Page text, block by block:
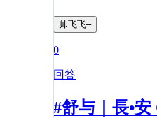
帅飞飞–
0
回答
#舒与｜長•